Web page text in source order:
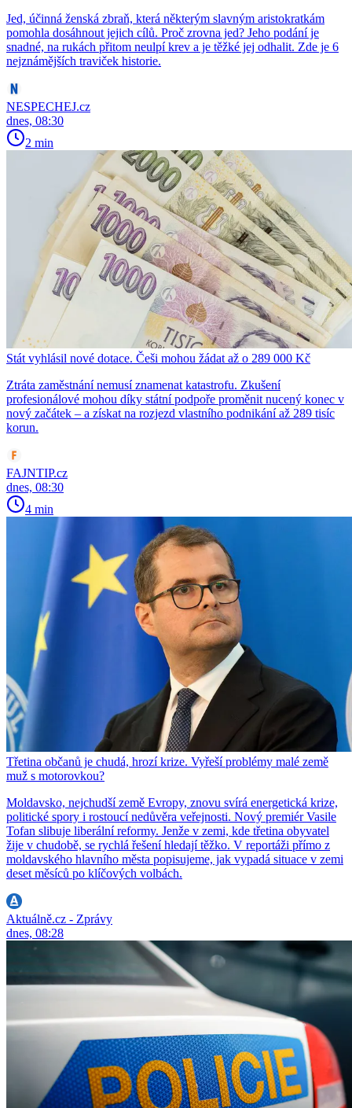
Jed, účinná ženská zbraň, která některým slavným aristokratkám
pomohla dosáhnout jejich cílů. Proč zrovna jed? Jeho podání je
snadné, na rukách přitom neulpí krev a je těžké jej odhalit. Zde je 6
nejznámějších traviček historie.
NESPECHEJ.cz
dnes, 08:30
2 min
Stát vyhlásil nové dotace. Češi mohou žádat až o 289 000 Kč
Ztráta zaměstnání nemusí znamenat katastrofu. Zkušení
profesionálové mohou díky státní podpoře proměnit nucený konec v
nový začátek – a získat na rozjezd vlastního podnikání až 289 tisíc
korun.
FAJNTIP.cz
dnes, 08:30
4 min
Třetina občanů je chudá, hrozí krize. Vyřeší problémy malé země
muž s motorovkou?
Moldavsko, nejchudší země Evropy, znovu svírá energetická krize,
politické spory i rostoucí nedůvěra veřejnosti. Nový premiér Vasile
Tofan slibuje liberální reformy. Jenže v zemi, kde třetina obyvatel
žije v chudobě, se rychlá řešení hledají těžko. V reportáži přímo z
moldavského hlavního města popisujeme, jak vypadá situace v zemi
deset měsíců po klíčových volbách.
Aktuálně.cz - Zprávy
dnes, 08:28